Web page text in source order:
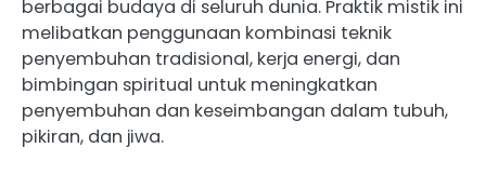
berbagai budaya di seluruh dunia. Praktik mistik ini
melibatkan penggunaan kombinasi teknik
penyembuhan tradisional, kerja energi, dan
bimbingan spiritual untuk meningkatkan
penyembuhan dan keseimbangan dalam tubuh,
pikiran, dan jiwa.